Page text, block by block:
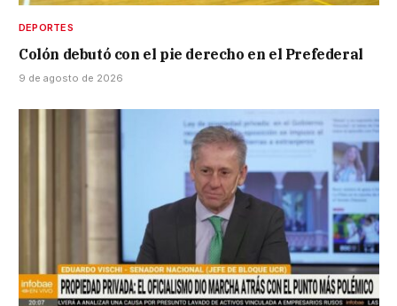
DEPORTES
Colón debutó con el pie derecho en el Prefederal
9 de agosto de 2026